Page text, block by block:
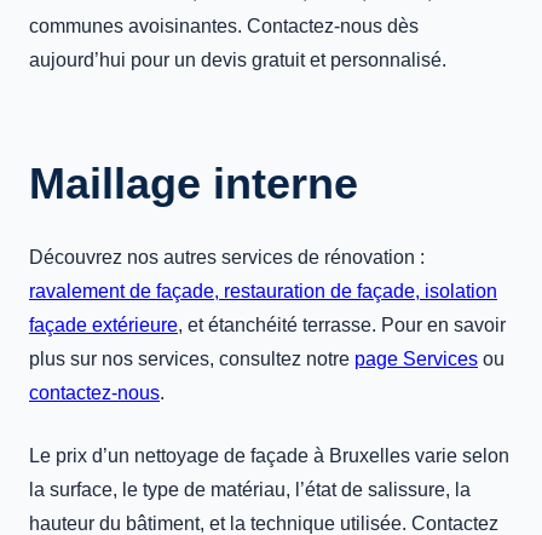
communes avoisinantes. Contactez-nous dès
aujourd’hui pour un devis gratuit et personnalisé.
Maillage interne
Découvrez nos autres services de rénovation :
ravalement de façade, restauration de façade, isolation
façade extérieure, et étanchéité terrasse. Pour en savoir
plus sur nos services, consultez notre page Services ou
contactez-nous.
Le prix d’un nettoyage de façade à Bruxelles varie selon
la surface, le type de matériau, l’état de salissure, la
hauteur du bâtiment, et la technique utilisée. Contactez